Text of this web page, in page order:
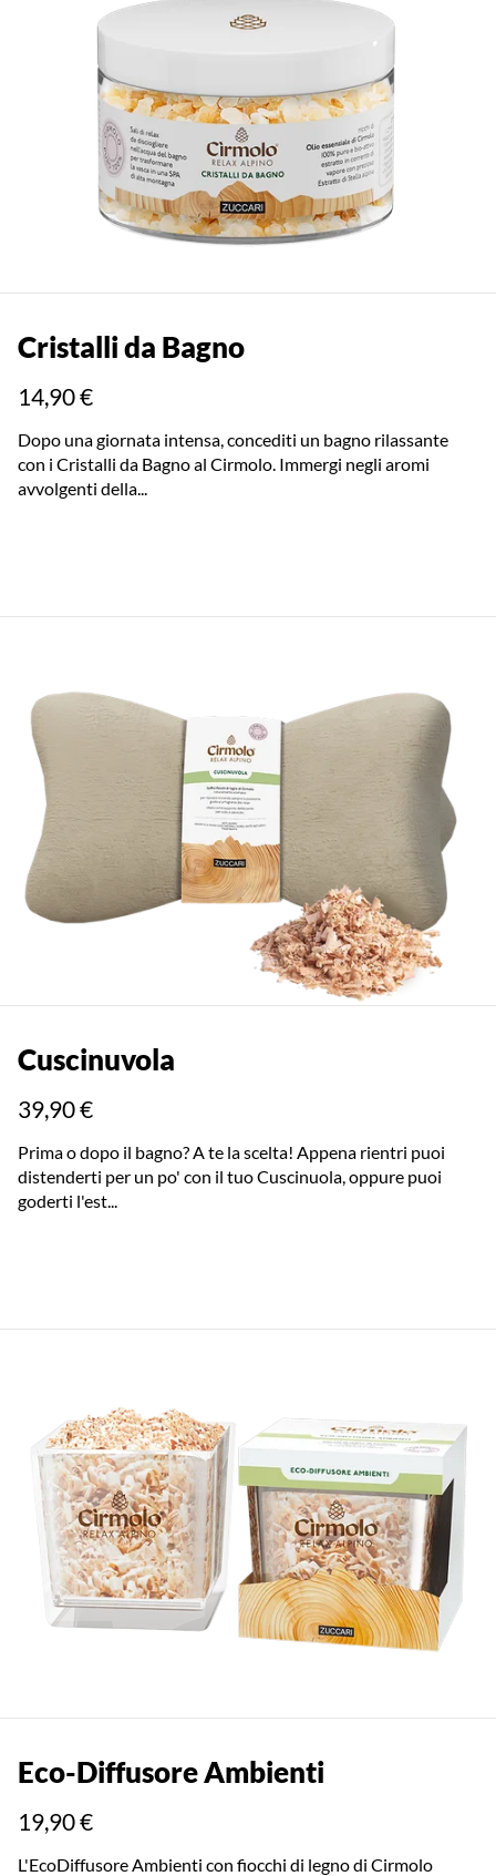
Cristalli da Bagno
14,90 €
Dopo una giornata intensa, concediti un bagno rilassante
con i Cristalli da Bagno al Cirmolo. Immergi negli aromi
avvolgenti della...
Cuscinuvola
39,90 €
Prima o dopo il bagno? A te la scelta! Appena rientri puoi
distenderti per un po' con il tuo Cuscinuola, oppure puoi
goderti l'est...
Eco-Diffusore Ambienti
19,90 €
L'EcoDiffusore Ambienti con fiocchi di legno di Cirmolo